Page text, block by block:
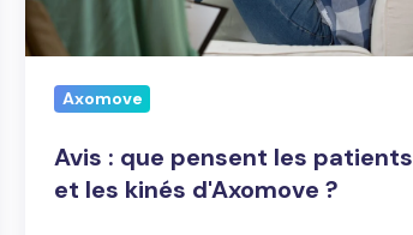
les
kinés
d'Axomove
Axomove
Avis : que pensent les patients
et les kinés d'Axomove ?